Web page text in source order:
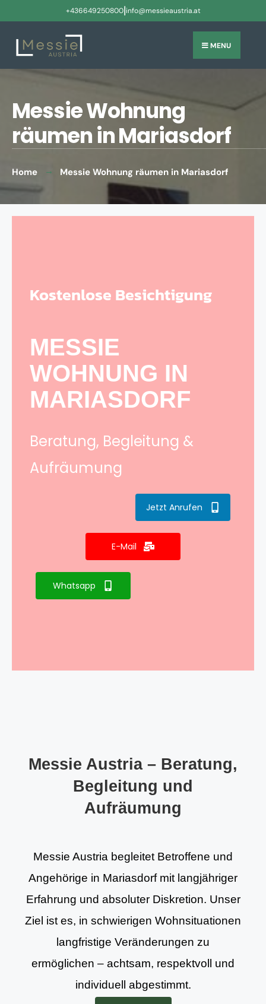
+436649250800|info@messieaustria.at
MENU
Messie Wohnung
räumen in Mariasdorf
Home Messie Wohnung räumen in Mariasdorf
Kostenlose Besichtigung
MESSIE
WOHNUNG IN
MARIASDORF
Beratung, Begleitung &
Aufräumung
Jetzt Anrufen
E-Mail
Whatsapp
Messie Austria – Beratung,
Begleitung und
Aufräumung
Messie Austria begleitet Betroffene und
Angehörige in Mariasdorf mit langjähriger
Erfahrung und absoluter Diskretion. Unser
Ziel ist es, in schwierigen Wohnsituationen
langfristige Veränderungen zu
ermöglichen – achtsam, respektvoll und
individuell abgestimmt.